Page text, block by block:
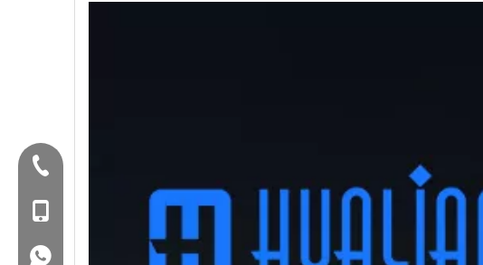
Mob: +86-18858715170
WA: 0086 18858715170